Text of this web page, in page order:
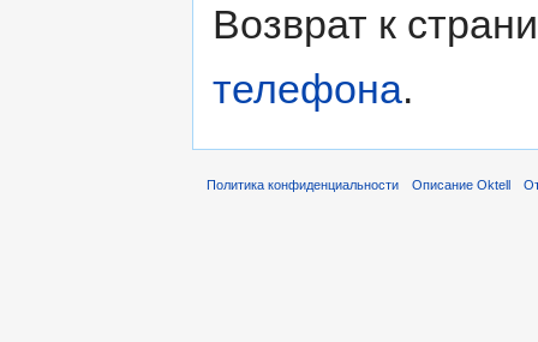
Возврат к
телефона.
Политика конфиденциальности Описание Oktell